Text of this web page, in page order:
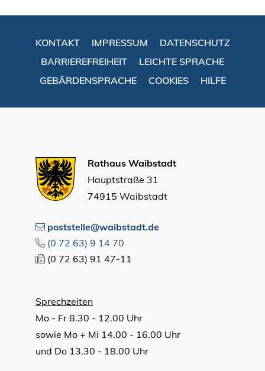
KONTAKT IMPRESSUM
DATENSCHUTZ
BARRIEREFREIHEIT
LEICHTE SPRACHE
GEBÄRDENSPRACHE
COOKIES HILFE
Rathaus Waibstadt
Hauptstraße 31
74915 Waibstadt
poststelle@waibstadt.de
(0 72 63) 9 14 70
(0 72 63) 91 47-11
Sprechzeiten
Mo - Fr 8.30 - 12.00 Uhr
sowie Mo + Mi 14.00 - 16.00 Uhr
und Do 13.30 - 18.00 Uhr